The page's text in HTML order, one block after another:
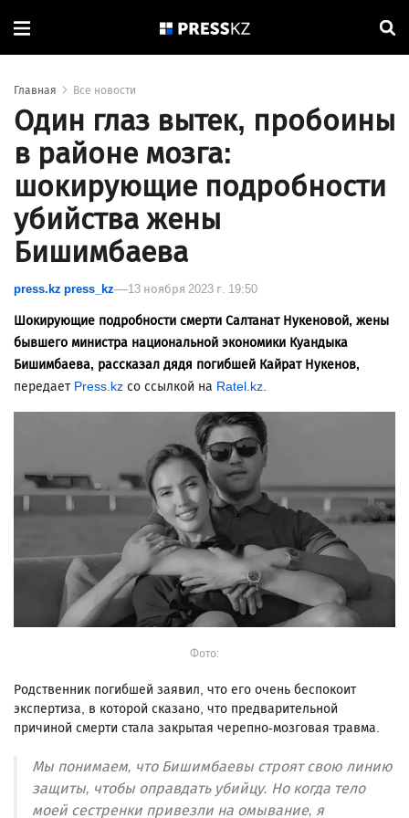
Главная Все новости
Один глаз вытек, пробоины
в районе мозга:
шокирующие подробности
убийства жены
Бишимбаева
press.kz press_kz 13 ноября 2023 г. 19:50
Шокирующие подробности смерти Салтанат Нукеновой, жены
бывшего министра национальной экономики Куандыка
Бишимбаева, рассказал дядя погибшей Кайрат Нукенов,
передает Press.kz со ссылкой на Ratel.kz.
Фото:
Родственник погибшей заявил, что его очень беспокоит
экспертиза, в которой сказано, что предварительной
причиной смерти стала закрытая черепно-мозговая травма.
Мы понимаем, что Бишимбаевы строят свою линию
защиты, чтобы оправдать убийцу. Но когда тело
моей сестренки привезли на омывание, я